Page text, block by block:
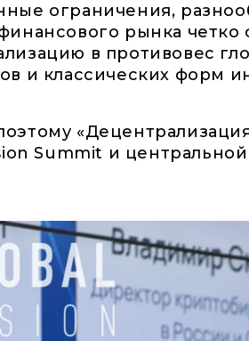
ограничения,
рынка
в противовес
и классических форм
Summit и